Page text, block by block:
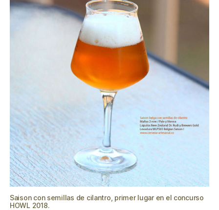
Saison con semillas de cilantro, primer lugar en el concurso
HOWL 2018.